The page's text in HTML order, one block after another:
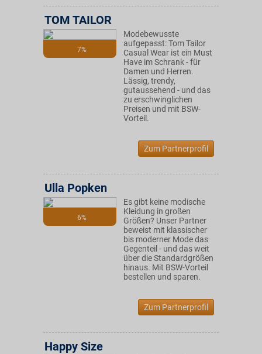
7%
TOM TAILOR
Modebewusste
aufgepasst: Tom Tailor
Casual Wear ist ein Must
Have im Schrank - für
Damen und Herren.
Lässig, trendy,
gutaussehend - und das
zu erschwinglichen
Preisen und mit BSW-
Vorteil.
Zum Partnerprofil
6%
Ulla Popken
Es gibt keine modische
Kleidung in großen
Größen? Unser Partner
beweist mit klassischer
bis moderner Mode das
Gegenteil - und das weit
über die Standardgrößen
hinaus. Mit BSW-Vorteil
bestellen und sparen.
Zum Partnerprofil
Happy Size